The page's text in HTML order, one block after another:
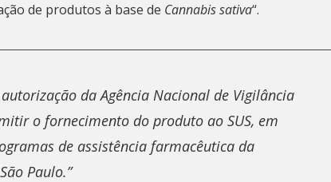
de produtos à base de Cannabis sativa“.
da Agência Nacional de Vigilância
o fornecimento do produto ao SUS, em
de assistência farmacêutica da
Paulo.”